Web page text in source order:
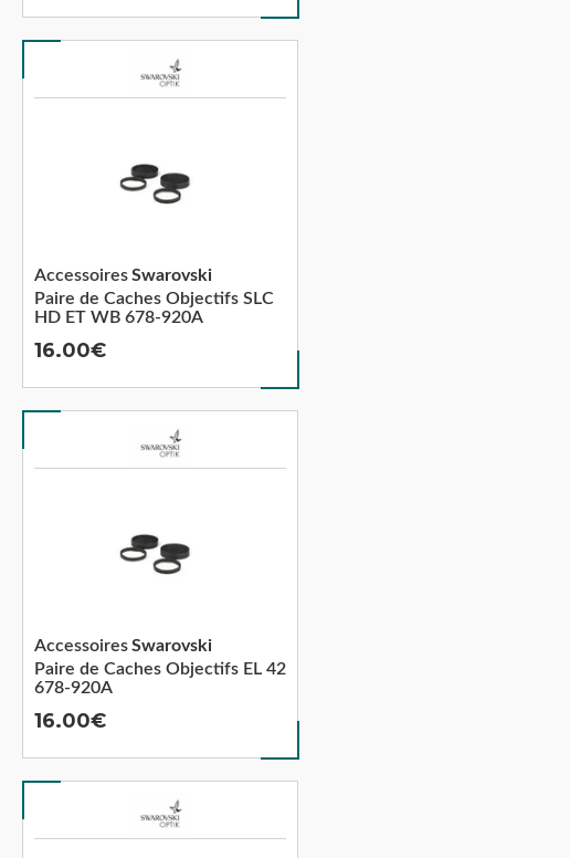
Paire de Caches Objectifs SLC
HD ET WB 678-920A
AccessoiresSwarovski
16.00
Paire de Caches Objectifs EL 42
678-920A
AccessoiresSwarovski
16.00